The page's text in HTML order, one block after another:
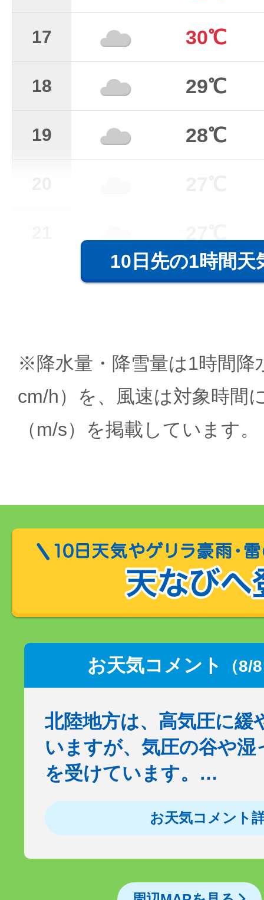
17 30℃
18 29℃
19 28℃
10日先の1時間天
※降水量・降雪量は1時間降
cm/h）を、風速は対象時間
（m/s）を掲載しています。
お天気コメント （8/
北陸地方は、高気圧に緩
いますが、気圧の谷や湿
を受けています。…
お天気コメント